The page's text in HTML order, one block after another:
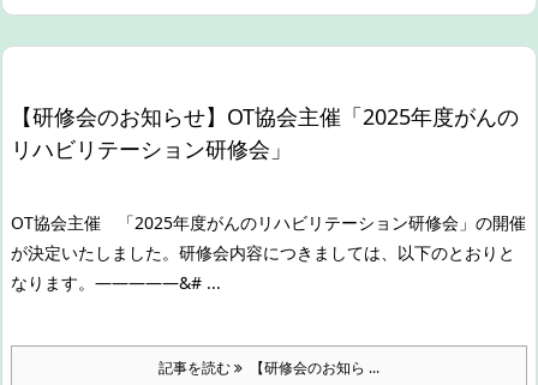
【研修会のお知らせ】OT協会主催「2025年度がんの
リハビリテーション研修会」
OT協会主催 「2025年度がんのリハビリテーション研修会」の開催
が決定いたしました。 研修会内容につきましては、以下のとおりと
なります。 —————&# ...
記事を読む 【研修会のお知ら ...